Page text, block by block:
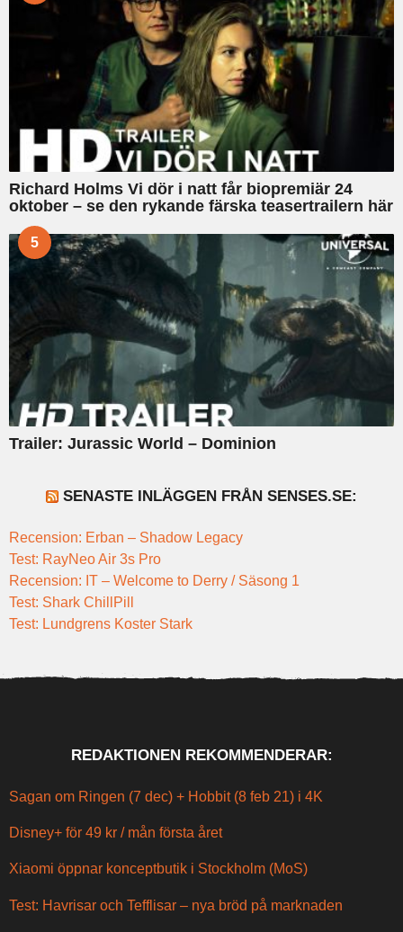
Richard Holms Vi dör i natt får biopremiär 24
oktober – se den rykande färska teasertrailern här
5
Trailer: Jurassic World – Dominion
SENASTE INLÄGGEN FRÅN SENSES.SE:
Recension: Erban – Shadow Legacy
Test: RayNeo Air 3s Pro
Recension: IT – Welcome to Derry / Säsong 1
Test: Shark ChillPill
Test: Lundgrens Koster Stark
REDAKTIONEN REKOMMENDERAR:
Sagan om Ringen (7 dec) + Hobbit (8 feb 21) i 4K
Disney+ för 49 kr / mån första året
Xiaomi öppnar konceptbutik i Stockholm (MoS)
Test: Havrisar och Tefflisar – nya bröd på marknaden